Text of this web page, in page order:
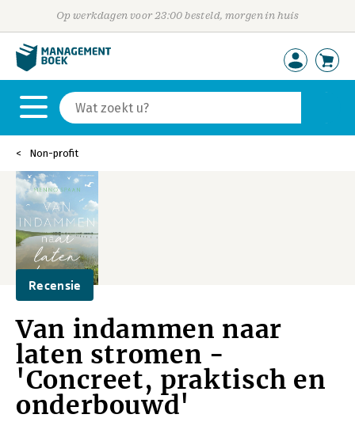
Op werkdagen voor 23:00 besteld, morgen in huis
Non-profit
Recensie
Van indammen naar
laten stromen -
'Concreet, praktisch en
onderbouwd'